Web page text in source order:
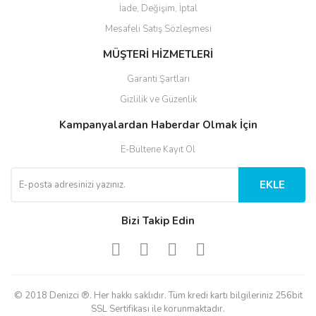
İade, Değişim, İptal
Mesafeli Satış Sözleşmesi
MÜŞTERİ HİZMETLERİ
Garanti Şartları
Gizlilik ve Güzenlik
Kampanyalardan Haberdar Olmak İçin
E-Bültene Kayıt Ol
EKLE
Bizi Takip Edin
© 2018 Denizci ®. Her hakkı saklıdır. Tüm kredi kartı bilgileriniz 256bit
SSL Sertifikası ile korunmaktadır.